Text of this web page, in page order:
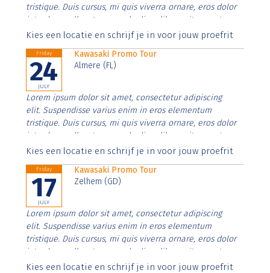
tristique. Duis cursus, mi quis viverra ornare, eros dolor
interdum nulla, ut commodo diam libero vitae erat.
Aenean faucibus nibh et justo cursus id rutrum lorem
Kies een locatie en schrijf je in voor jouw proefrit
Friday
24
JULY
Kawasaki Promo Tour
Almere (FL)
Lorem ipsum dolor sit amet, consectetur adipiscing
elit. Suspendisse varius enim in eros elementum
tristique. Duis cursus, mi quis viverra ornare, eros dolor
interdum nulla, ut commodo diam libero vitae erat.
Aenean faucibus nibh et justo cursus id rutrum lorem
Kies een locatie en schrijf je in voor jouw proefrit
Friday
17
JULY
Kawasaki Promo Tour
Zelhem (GD)
Lorem ipsum dolor sit amet, consectetur adipiscing
elit. Suspendisse varius enim in eros elementum
tristique. Duis cursus, mi quis viverra ornare, eros dolor
interdum nulla, ut commodo diam libero vitae erat.
Aenean faucibus nibh et justo cursus id rutrum lorem
Kies een locatie en schrijf je in voor jouw proefrit